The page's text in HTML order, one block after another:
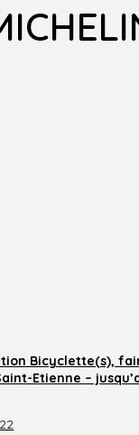
Bicyclette(s),
Etienne –